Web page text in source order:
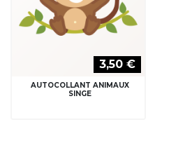
3,50 €
AUTOCOLLANT ANIMAUX
SINGE